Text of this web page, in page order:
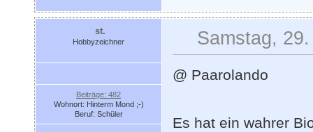
st.
Hobbyzeichner
Beiträge: 482
Wohnort: Hinterm Mond ;-)
Beruf: Schüler
Samstag,
@ Paarolando
Es hat ein wahrer